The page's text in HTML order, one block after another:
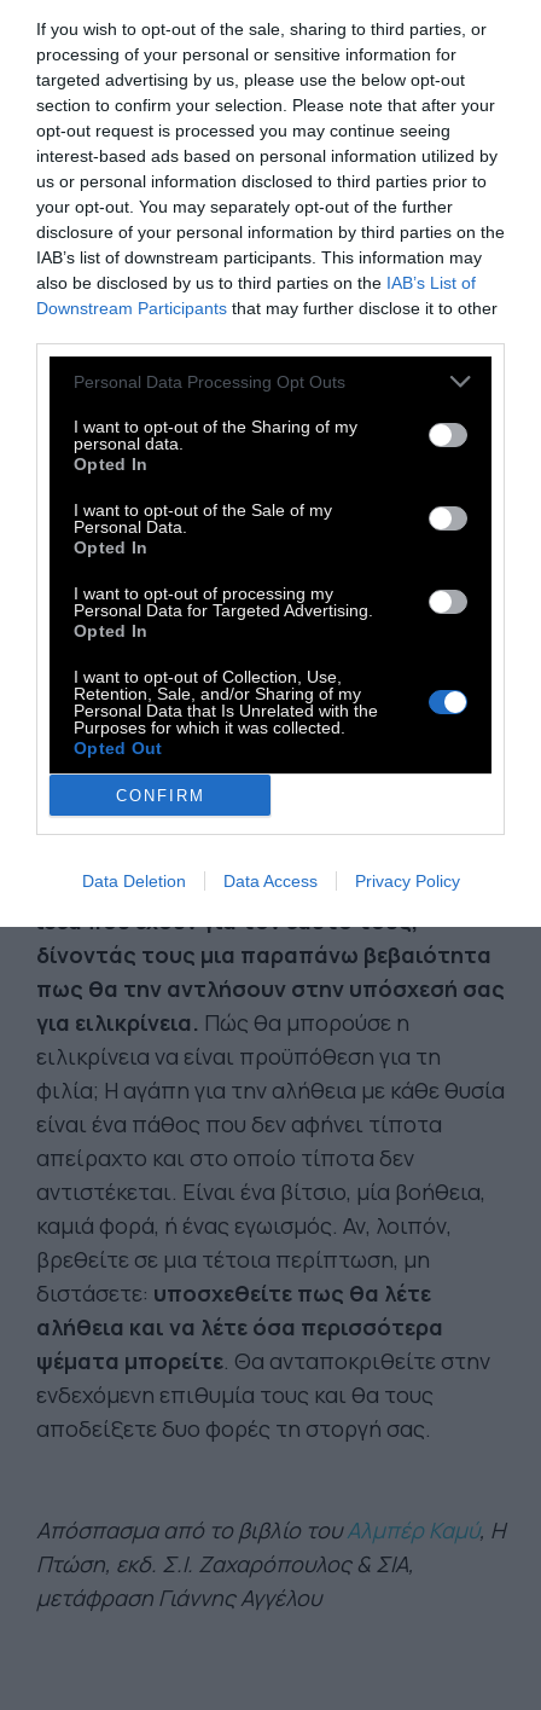
If you wish to opt-out of the sale, sharing to third parties, or
processing of your personal or sensitive information for
targeted advertising by us, please use the below opt-out
section to confirm your selection. Please note that after your
opt-out request is processed you may continue seeing
interest-based ads based on personal information utilized by
us or personal information disclosed to third parties prior to
your opt-out. You may separately opt-out of the further
disclosure of your personal information by third parties on the
IAB’s list of downstream participants. This information may
also be disclosed by us to third parties on the IAB’s List of
Downstream Participants that may further disclose it to other
Personal Data Processing Opt Outs
I want to opt-out of the Sharing of my
personal data.
Opted In
I want to opt-out of the Sale of my
Personal Data.
Opted In
I want to opt-out of processing my
Personal Data for Targeted Advertising.
Opted In
I want to opt-out of Collection, Use,
Retention, Sale, and/or Sharing of my
Personal Data that Is Unrelated with the
Purposes for which it was collected.
Opted Out
CONFIRM
Data Deletion Data Access Privacy Policy
δύναμη, βέβαια.Ιδιαίτερα, ωστόσο, γιατί τα
πλούτη σάς απαλλάσσουν από την άμεση
κρίση, σας βγάζουν απ’ τον όχλο του
υπόγειου μετρό, για να σας κλείσουν μέσα
σε ένα επινικελωμένο αμάξι, σας
απομονώνουν σε μεγάλα φυλασσόμενα
πάρκα, σε βαγκόν-λι, σε καμπίνες
πολυτελείας.Τα πλούτη, αγαπητέ φίλε, δεν
είναι ακόμη η αθώωση, αλλά η αναβολή, κάτι
που αξίζει πάντοτε τον κόπο να το
παίρνουμε…
ΙΔΙΑΙΤΕΡΑ, ΜΗΝ ΠΙΣΤΕΥΕΤΕ ΤΟΥΣ ΦΙΛΟΥΣ ΣΑΣ,
ΟΤΑΝ ΣΑΣ ΖΗΤΟΥΝ ΝΑ ΕΙΣΑΣΤΕ ΕΙΛΙΚΡΙΝΕΙΣ
τους βοηθήσετε να διατηρήσουν την καλή
ιδέα που έχουν για τον εαυτό τους,
δίνοντάς τους μια παραπάνω βεβαιότητα
πως θα την αντλήσουν στην υπόσχεσή σας
για ειλικρίνεια. Πώς θα μπορούσε η
ειλικρίνεια να είναι προϋπόθεση για τη
φιλία; Η αγάπη για την αλήθεια με κάθε θυσία
είναι ένα πάθος που δεν αφήνει τίποτα
απείραχτο και στο οποίο τίποτα δεν
αντιστέκεται. Είναι ένα βίτσιο, μία βοήθεια,
καμιά φορά, ή ένας εγωισμός. Αν, λοιπόν,
βρεθείτε σε μια τέτοια περίπτωση, μη
διστάσετε: υποσχεθείτε πως θα λέτε
αλήθεια και να λέτε όσα περισσότερα
ψέματα μπορείτε. Θα ανταποκριθείτε στην
ενδεχόμενη επιθυμία τους και θα τους
αποδείξετε δυο φορές τη στοργή σας.
Απόσπασμα από το βιβλίο τουΑλμπέρ Καμύ, Η
Πτώση, εκδ. Σ.Ι. Ζαχαρόπουλος & ΣΙΑ,
μετάφραση Γιάννης Αγγέλου